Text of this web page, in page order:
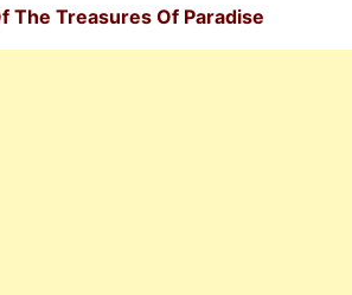
The Treasures Of Paradise